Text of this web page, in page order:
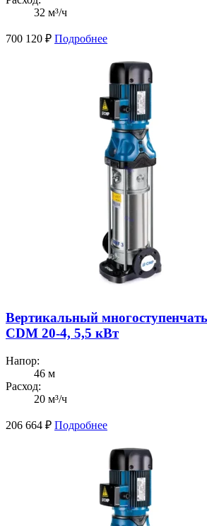
32 м³/ч
700 120 ₽ Подробнее
Вертикальный
CDM 20-4, 5,5 кВт
Напор:
46 м
Расход:
20 м³/ч
206 664 ₽ Подробнее